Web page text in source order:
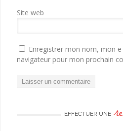
Site web
Enregistrer mon nom, mon
navigateur pour mon prochain
EFFECTUER UNE